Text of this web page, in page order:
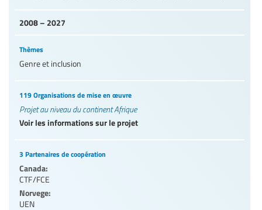
2008 – 2027
Thèmes
Genre et inclusion
119 Organisations de mise en œuvre
Projet au niveau du continent Afrique
Voir les informations sur le projet
3 Partenaires de coopération
Canada:
CTF/FCE
Norvege:
UEN